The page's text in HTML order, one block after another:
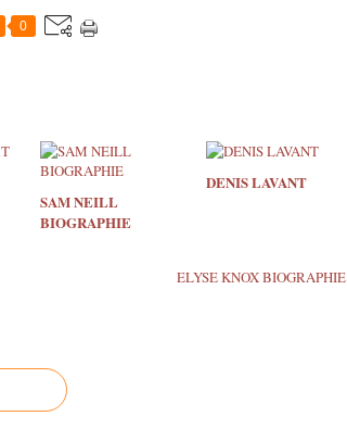
0
SAM NEILL
BIOGRAPHIE
DENIS LAVANT
ELYSE KNOX BIOGRAPHIE